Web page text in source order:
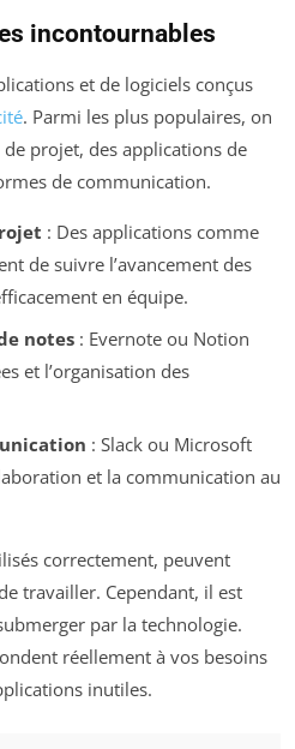
incontournables
et de logiciels conçus
. Parmi les plus populaires, on
projet, des applications de
de communication.
: Des applications comme
de suivre l’avancement des
en équipe.
notes: Evernote ou Notion
et l’organisation des
: Slack ou Microsoft
et la communication au
correctement, peuvent
travailler. Cependant, il est
par la technologie.
réellement à vos besoins
inutiles.